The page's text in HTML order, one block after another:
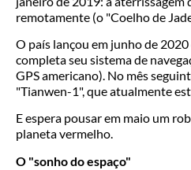
remotamente (o "Coelho de
O país lançou em junho de
completa seu sistema de
GPS americano). No mês
"Tianwen-1", que atualmente
E espera pousar em maio um
planeta vermelho.
O "sonho do espaço"